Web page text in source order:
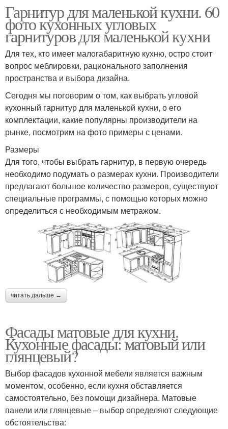
Гарнитур для маленькой кухни. 60
фото кухонных угловых
гарнитуров для маленькой кухни
Для тех, кто имеет малогабаритную кухню, остро стоит
вопрос меблировки, рационального заполнения
пространства и выбора дизайна.
Сегодня мы поговорим о том, как выбрать угловой
кухонный гарнитур для маленькой кухни, о его
комплектации, какие популярны производители на
рынке, посмотрим на фото примеры с ценами.
Размеры
Для того, чтобы выбрать гарнитур, в первую очередь
необходимо подумать о размерах кухни. Производители
предлагают большое количество размеров, существуют
специальные программы, с помощью которых можно
определиться с необходимым метражом.
читать дальше →
Фасады матовые для кухни.
Кухонные фасады: матовый или
глянцевый?
Выбор фасадов кухонной мебели является важным
моментом, особенно, если кухня обставляется
самостоятельно, без помощи дизайнера. Матовые
панели или глянцевые – выбор определяют следующие
обстоятельства: